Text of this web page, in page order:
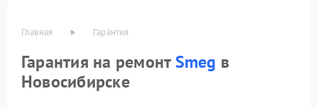
Главная Гарантия
Гарантия на ремонтSmeg в
Новосибирске